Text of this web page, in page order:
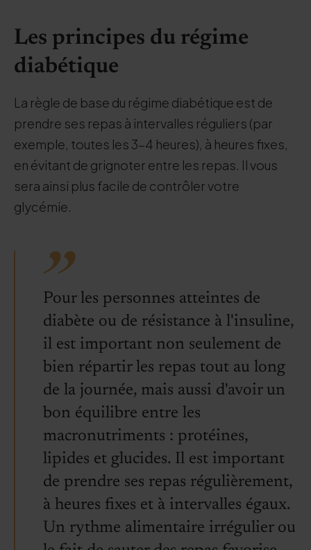
Les principes du régime
diabétique
La règle de base du régime diabétique est de
prendre ses repas à intervalles réguliers (par
exemple, toutes les 3-4 heures), à heures fixes,
en évitant de grignoter entre les repas. Il vous
sera ainsi plus facile de contrôler votre
glycémie.
Pour les personnes atteintes de
diabète ou de résistance à l'insuline,
il est important non seulement de
bien répartir les repas tout au long
de la journée, mais aussi d'avoir un
bon équilibre entre les
macronutriments : protéines,
lipides et glucides. Il est important
de prendre ses repas régulièrement,
à heures fixes et à intervalles égaux.
Un rythme alimentaire irrégulier ou